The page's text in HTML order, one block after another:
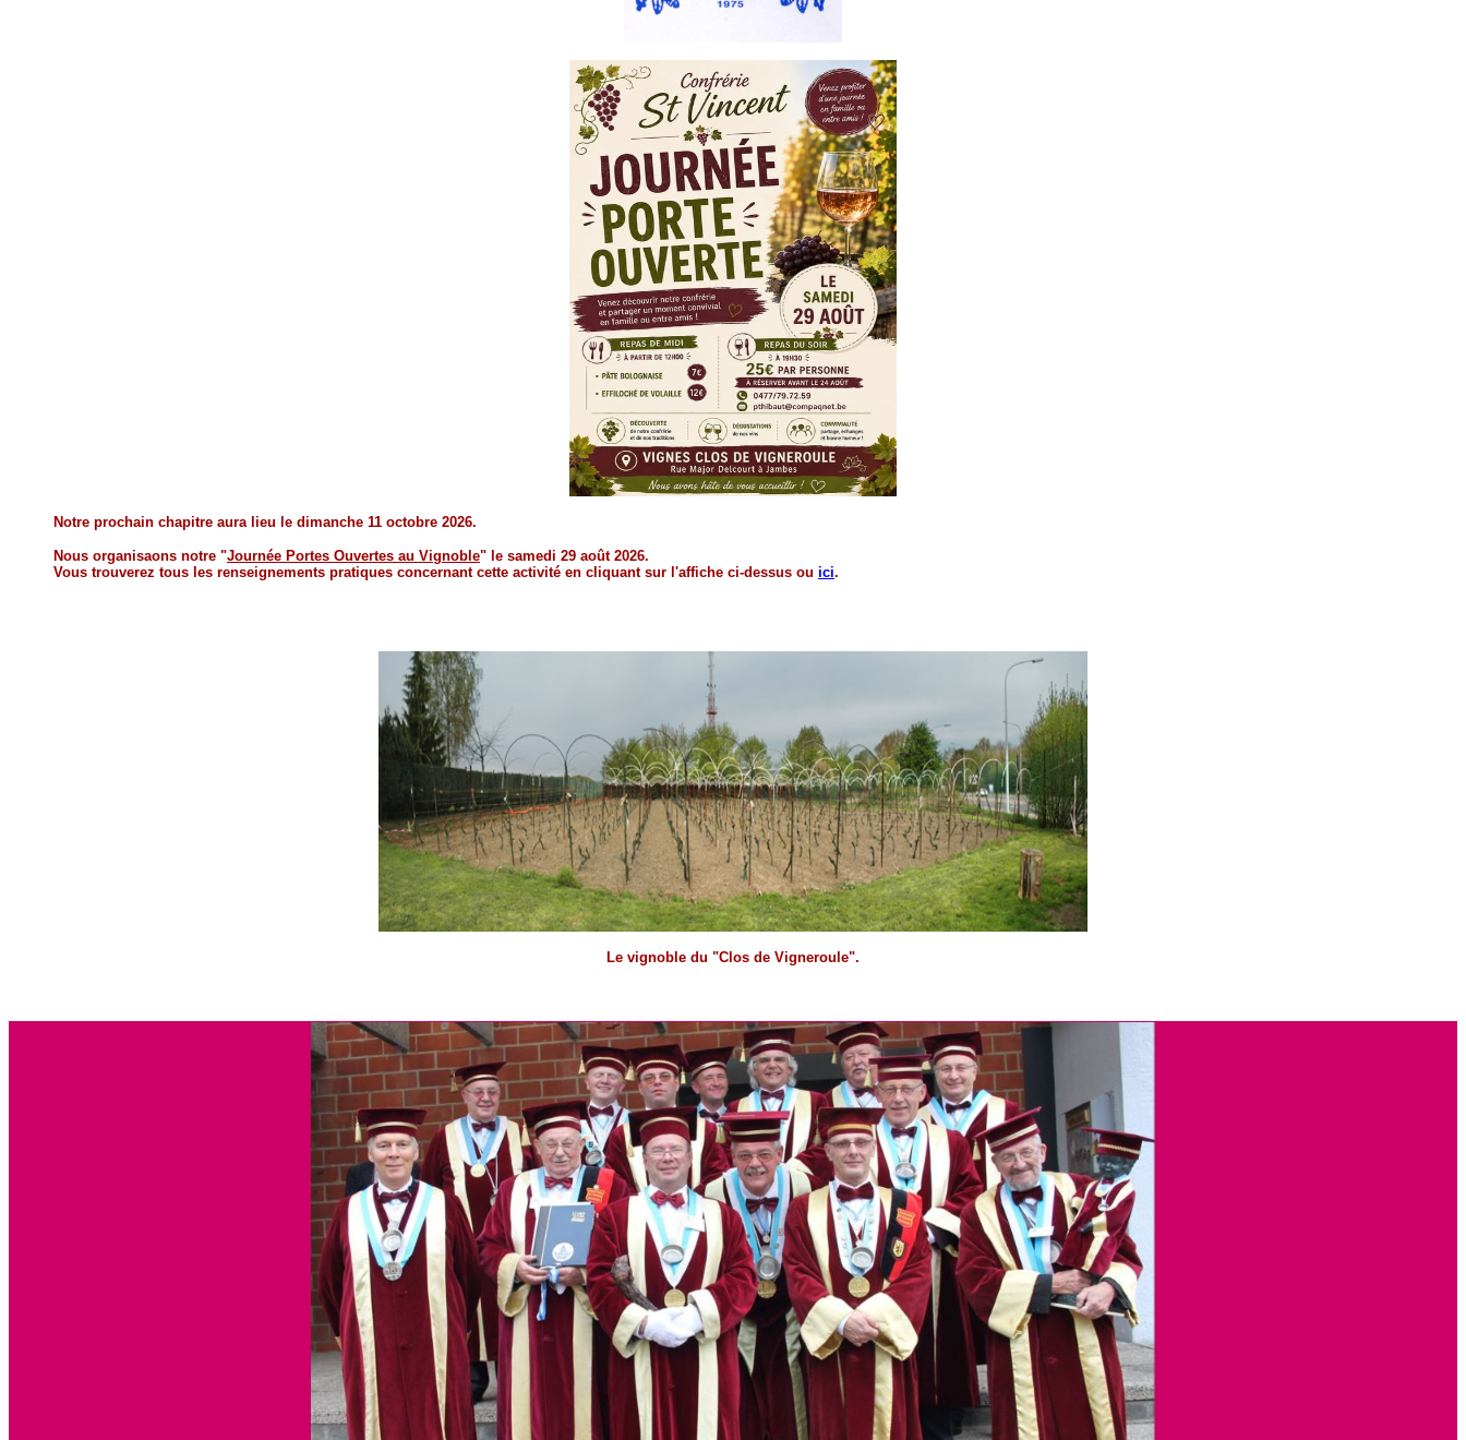
Notre prochain chapitre aura lieu le dimanche 11 octobre 2026.
Nous organisaons notre "Journée Portes Ouvertes au Vignoble" le samedi 29 août 2026.
Vous trouverez tous les renseignements pratiques concernant cette activité en cliquant sur l'affiche ci-dessus ou ici.
Le vignoble du "Clos de Vigneroule".